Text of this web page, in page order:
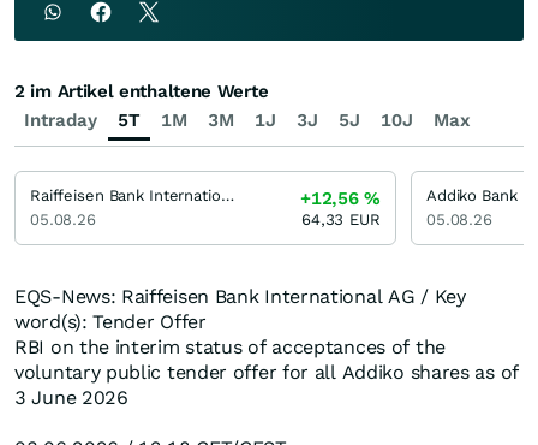
EQS-News: Raiffeisen Bank International AG / Key
word(s): Tender Offer
RBI on the interim status of acceptances of the
voluntary public tender offer for all Addiko shares as of
3 June 2026
Intraday 5T 1M 3M 1J 3J 5J 10J Max
2 im Artikel enthaltene Werte
Raiffeisen Bank International
05.08.26
+12,56%
64,33 EUR
Addiko Bank
05.08.26